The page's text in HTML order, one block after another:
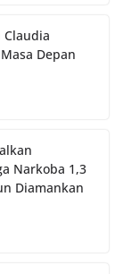
Claudia
Depan
Narkoba 1,3
Diamankan